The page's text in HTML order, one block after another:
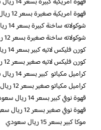
قهوة امريكية صغيرة بسعر 12 ريال سعودي
شوكولاته ساخنة كبيرة بسعر 14 ريال سعودي
شوكولاته ساخنة صغيرة بسعر 12 ريال سعودي
كورن فليكس لاتيه كبير بسعر 14 ريال سعودي
كورن فليكس لاتيه صغير بسعر 12 ريال سعودي
كراميل مكياتو كبير بسعر 14 ريال سعودي
كراميل مكياتو صغير بسعر 12 ريال سعودي
قهوة نوفي كبير بسعر 14 ريال سعودي
قهوة نوفي صغير بسعر 12 ريال سعودي
موكا كبير بسعر 15 ريال سعودي